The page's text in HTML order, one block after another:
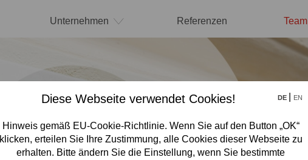
DE EN
Diese Webseite verwendet Cookies!
Hinweis gemäß EU-Cookie-Richtlinie. Wenn Sie auf den Button „OK“
klicken, erteilen Sie Ihre Zustimmung, alle Cookies dieser Webseite zu
erhalten. Bitte ändern Sie die Einstellung, wenn Sie bestimmte
Unternehmen Referenzen Team